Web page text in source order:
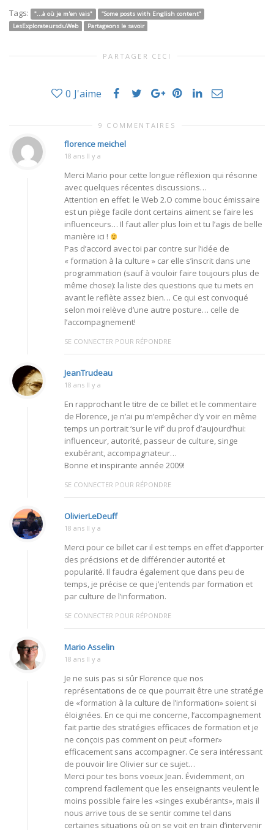
Tags:
"...à où je m'en vais"
"Some posts with English content"
LesExplorateursduWeb
Partageons le savoir
PARTAGER CECI
0 J'aime
9 COMMENTAIRES
florence meichel
18 ans Il y a
Merci Mario pour cette longue réflexion qui résonne
avec quelques récentes discussions…
Attention en effet: le Web 2.O comme bouc émissaire
est un piège facile dont certains aiment se faire les
influenceurs… Il faut aller plus loin et tu l’agis de belle
manière ici !
Pas d’accord avec toi par contre sur l’idée de
« formation à la culture » car elle s’inscrit dans une
programmation (sauf à vouloir faire toujours plus de
même chose): la liste des questions que tu mets en
avant le reflète assez bien… Ce qui est convoqué
selon moi relève d’une autre posture… celle de
l’accompagnement!
SE CONNECTER POUR RÉPONDRE
JeanTrudeau
18 ans Il y a
En rapprochant le titre de ce billet et le commentaire
de Florence, je n’ai pu m’empêcher d’y voir en même
temps un portrait ‘sur le vif’ du prof d’aujourd’hui:
influenceur, autorité, passeur de culture, singe
exubérant, accompagnateur…
Bonne et inspirante année 2009!
SE CONNECTER POUR RÉPONDRE
OlivierLeDeuff
18 ans Il y a
Merci pour ce billet car il est temps en effet d’apporter
des précisions et de différencier autorité et
popularité. Il faudra également que dans peu de
temps, je précise ce que j’entends par formation et
par culture de l’information.
SE CONNECTER POUR RÉPONDRE
Mario Asselin
18 ans Il y a
Je ne suis pas si sûr Florence que nos
représentations de ce que pourrait être une stratégie
de «formation à la culture de l’information» soient si
éloignées. En ce qui me concerne, l’accompagnement
fait partie des stratégies efficaces de formation et je
ne conçois pas comment on peut «former»
efficacement sans accompagner. Ce sera intéressant
de pouvoir lire Olivier sur ce sujet…
Merci pour tes bons voeux Jean. Évidemment, on
comprend facilement que les enseignants veulent le
moins possible faire les «singes exubérants», mais il
nous arrive tous de se sentir comme tel dans
certaines situations où on se voit en train d’intervenir